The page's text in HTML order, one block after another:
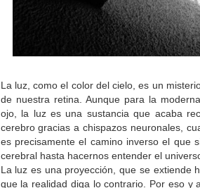
La luz, como el color del cielo, es un
de nuestra retina. Aunque para la
ojo, la luz es una sustancia que acaba
cerebro gracias a chispazos neuronales,
es precisamente el camino inverso el que
cerebral hasta hacernos entender el
La luz es una proyección, que se extiende
que la realidad diga lo contrario. Por eso y